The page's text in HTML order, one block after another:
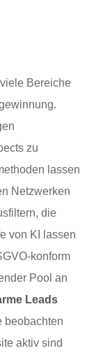
Bereiche
zu
lassen
Netzwerken
die
von KI lassen
konform
Pool an
Leads
beobachten
aktiv sind